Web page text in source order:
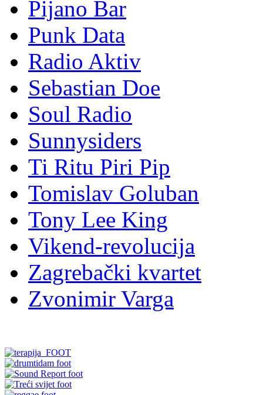
Pijano Bar
Punk Data
Radio Aktiv
Sebastian Doe
Soul Radio
Sunnysiders
Ti Ritu Piri Pip
Tomislav Goluban
Tony Lee King
Vikend-revolucija
Zagrebački kvartet
Zvonimir Varga